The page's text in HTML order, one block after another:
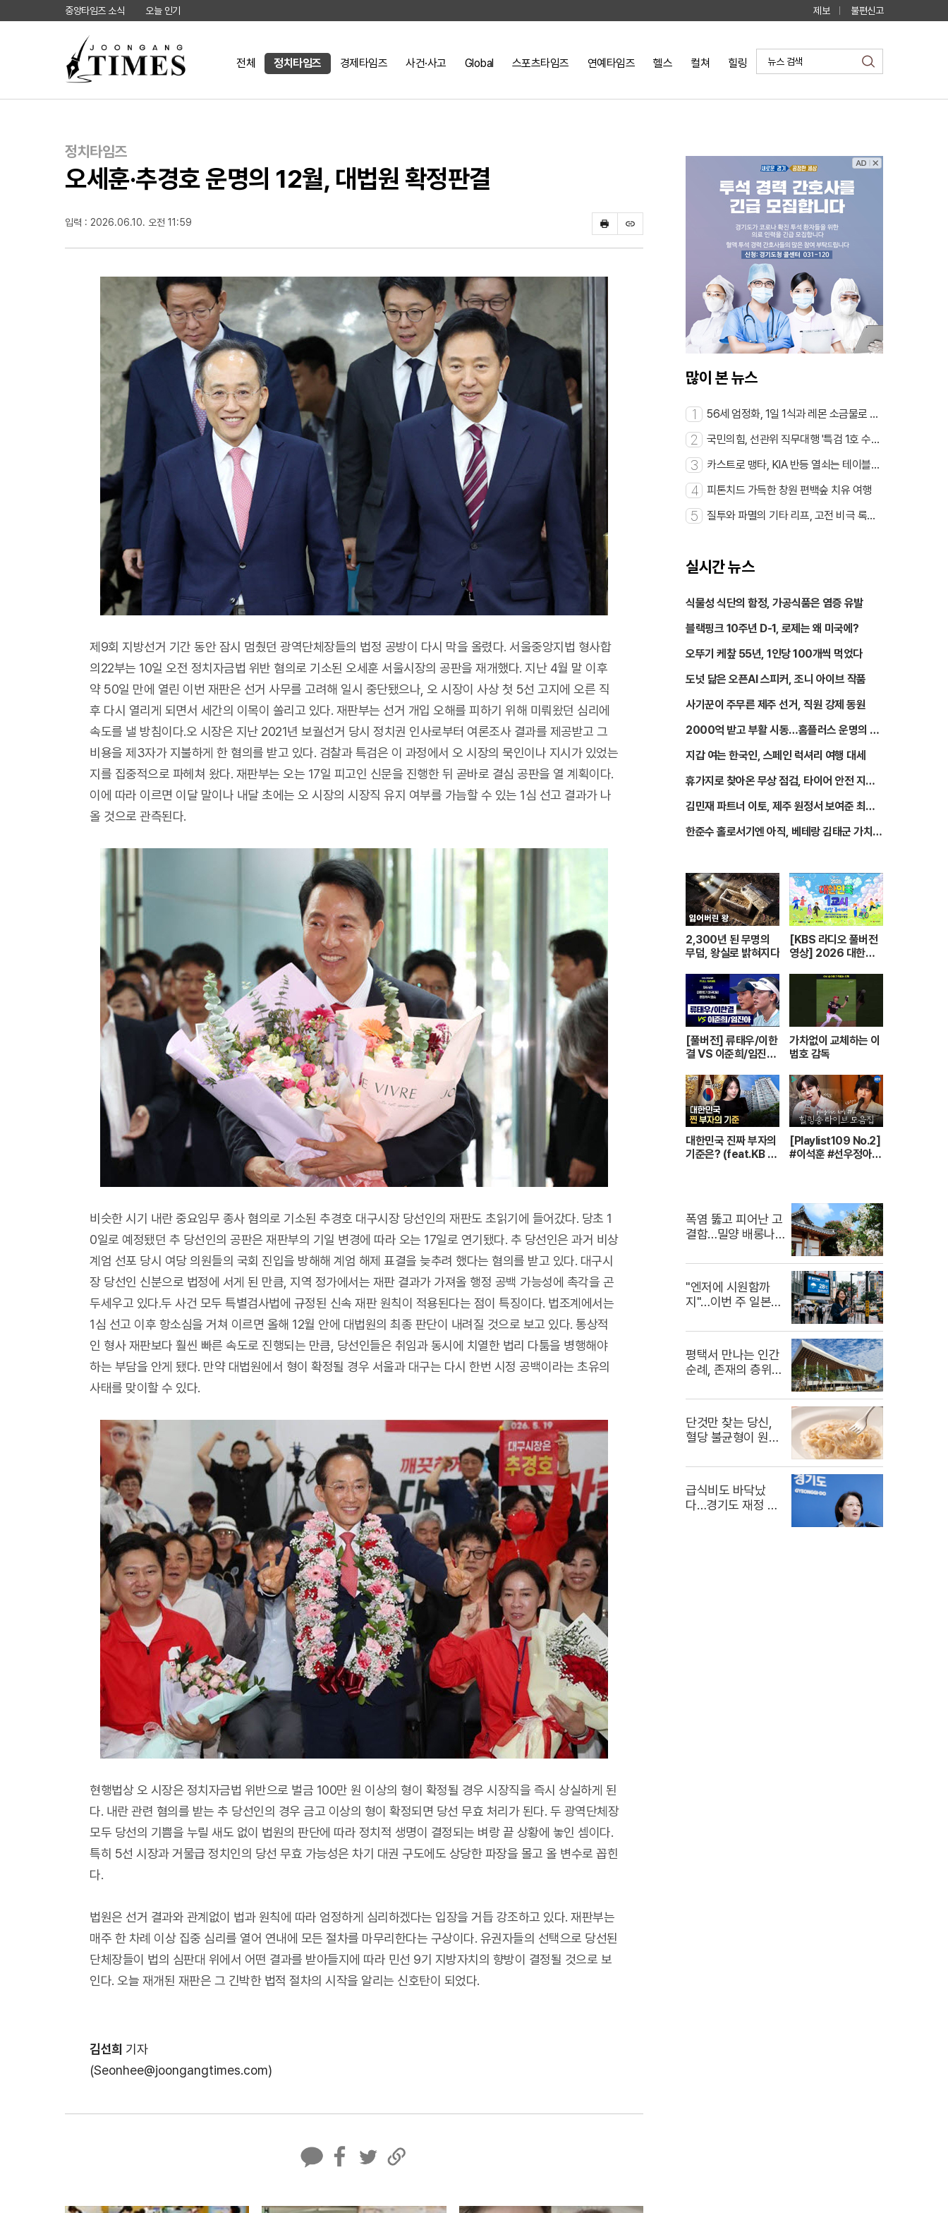
중앙타임즈 소식 오늘 인기 제보 불편신고
검
전체 정치타임즈 경제타임즈 사건·사고 Global 스포츠타임즈 연예타임즈 헬스 컬쳐 힐링
정치타임즈
오세훈·추경호 운명의 12월, 대법원 확정판결
프
스
입력 : 2026.06.10. 오전 11:59
제9회 지방선거 기간 동안 잠시 멈췄던 광역단체장들의 법정 공방이 다시 막을 올렸다. 서울중앙지법 형사합
의22부는 10일 오전 정치자금법 위반 혐의로 기소된 오세훈 서울시장의 공판을 재개했다. 지난 4월 말 이후
약 50일 만에 열린 이번 재판은 선거 사무를 고려해 일시 중단됐으나, 오 시장이 사상 첫 5선 고지에 오른 직
후 다시 열리게 되면서 세간의 이목이 쏠리고 있다. 재판부는 선거 개입 오해를 피하기 위해 미뤄왔던 심리에
속도를 낼 방침이다.오 시장은 지난 2021년 보궐선거 당시 정치권 인사로부터 여론조사 결과를 제공받고 그
비용을 제3자가 지불하게 한 혐의를 받고 있다. 검찰과 특검은 이 과정에서 오 시장의 묵인이나 지시가 있었는
지를 집중적으로 파헤쳐 왔다. 재판부는 오는 17일 피고인 신문을 진행한 뒤 곧바로 결심 공판을 열 계획이다.
이에 따라 이르면 이달 말이나 내달 초에는 오 시장의 시장직 유지 여부를 가늠할 수 있는 1심 선고 결과가 나
올 것으로 관측된다.
비슷한 시기 내란 중요임무 종사 혐의로 기소된 추경호 대구시장 당선인의 재판도 초읽기에 들어갔다. 당초 1
0일로 예정됐던 추 당선인의 공판은 재판부의 기일 변경에 따라 오는 17일로 연기됐다. 추 당선인은 과거 비상
계엄 선포 당시 여당 의원들의 국회 진입을 방해해 계엄 해제 표결을 늦추려 했다는 혐의를 받고 있다. 대구시
장 당선인 신분으로 법정에 서게 된 만큼, 지역 정가에서는 재판 결과가 가져올 행정 공백 가능성에 촉각을 곤
두세우고 있다.두 사건 모두 특별검사법에 규정된 신속 재판 원칙이 적용된다는 점이 특징이다. 법조계에서는
1심 선고 이후 항소심을 거쳐 이르면 올해 12월 안에 대법원의 최종 판단이 내려질 것으로 보고 있다. 통상적
인 형사 재판보다 훨씬 빠른 속도로 진행되는 만큼, 당선인들은 취임과 동시에 치열한 법리 다툼을 병행해야
하는 부담을 안게 됐다. 만약 대법원에서 형이 확정될 경우 서울과 대구는 다시 한번 시정 공백이라는 초유의
사태를 맞이할 수 있다.
현행법상 오 시장은 정치자금법 위반으로 벌금 100만 원 이상의 형이 확정될 경우 시장직을 즉시 상실하게 된
다. 내란 관련 혐의를 받는 추 당선인의 경우 금고 이상의 형이 확정되면 당선 무효 처리가 된다. 두 광역단체장
모두 당선의 기쁨을 누릴 새도 없이 법원의 판단에 따라 정치적 생명이 결정되는 벼랑 끝 상황에 놓인 셈이다.
특히 5선 시장과 거물급 정치인의 당선 무효 가능성은 차기 대권 구도에도 상당한 파장을 몰고 올 변수로 꼽힌
다.
법원은 선거 결과와 관계없이 법과 원칙에 따라 엄정하게 심리하겠다는 입장을 거듭 강조하고 있다. 재판부는
매주 한 차례 이상 집중 심리를 열어 연내에 모든 절차를 마무리한다는 구상이다. 유권자들의 선택으로 당선된
단체장들이 법의 심판대 위에서 어떤 결과를 받아들지에 따라 민선 9기 지방자치의 향방이 결정될 것으로 보
인다. 오늘 재개된 재판은 그 긴박한 법적 절차의 시작을 알리는 신호탄이 되었다.
김선희 기자
(Seonhee@joongangtimes.com)
톡
북
복
많이 본 뉴스
1
56세 엄정화, 1일 1식과 레몬 소금물로 동
안 완성
2
국민의힘, 선관위 직무대행 '특검 1호 수사'
촉구
3
카스트로 맹타, KIA 반등 열쇠는 테이블세
터
4 피톤치드 가득한 창원 편백숲 치유 여행
5
질투와 파멸의 기타 리프, 고전 비극 록으
실시간 뉴스
식물성 식단의 함정, 가공식품은 염증 유발
블랙핑크 10주년 D-1, 로제는 왜 미국에?
오뚜기 케챂 55년, 1인당 100개씩 먹었다
도넛 닮은 오픈AI 스피커, 조니 아이브 작품
사기꾼이 주무른 제주 선거, 직원 강제 동원
2000억 받고 부활 시동…홈플러스 운명의 한
달
지갑 여는 한국인, 스페인 럭셔리 여행 대세
휴가지로 찾아온 무상 점검, 타이어 안전 지킨
다
김민재 파트너 이토, 제주 원정서 보여준 최악
의 매너
한준수 홀로서기엔 아직, 베테랑 김태군 가치
2,300년 된 무명의
무덤, 왕실로 밝혀지다
[KBS 라디오 풀버전
영상] 2026 대한민
해!”ㅣKBS 26042
[풀버전] 류태우/이한
결 VS 이준희/임진아
합정구대회 혼합복식
결승 (26.07.22 방
송)
가차없이 교체하는 이
범호 감독
대한민국 진짜 부자의
기준은? (feat.KB 2
[Playlist109 No.2]
#이석훈 #선우정아
선우정아 MBC2607
28방송
폭염 뚫고 피어난 고
결함…밀양 배롱나
"엔저에 시원함까
지"…이번 주 일본
평택서 만나는 인간
순례, 존재의 층위
단것만 찾는 당신,
혈당 불균형이 원인
급식비도 바닥났
다…경기도 재정 파